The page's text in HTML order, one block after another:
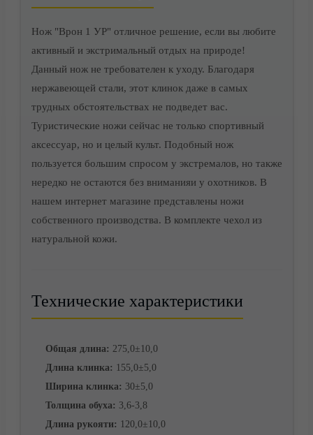
Корзина
Нож "Врон 1 УР" отличное решение, если вы любите
активный и экстримальный отдых на природе!
Данный нож не требователен к уходу. Благодаря
нержавеющей стали, этот клинок даже в самых
трудных обстоятельствах не подведет вас.
Туристические ножи сейчас не только спортивный
аксессуар, но и целый культ. Подобный нож
пользуется большим спросом у экстремалов, но также
нередко не остаются без вниманияи у охотников. В
нашем интернет магазине представлены ножи
собственного производства. В комплекте чехол из
натуральной кожи.
Технические характеристики
Общая длина: 275,0±10,0
Длина клинка: 155,0±5,0
Ширина клинка: 30±5,0
Толщина обуха: 3,6-3,8
Длина рукояти: 120,0±10,0